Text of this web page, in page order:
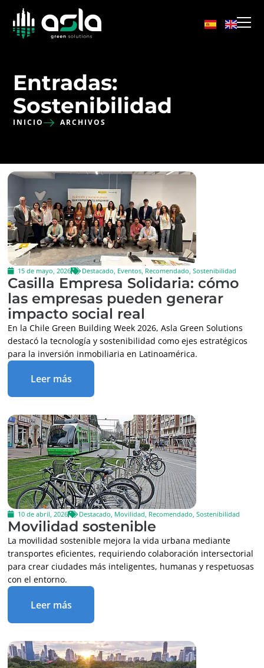
Entradas:
Sostenibilidad
INICIO ARCHIVOS
15 de mayo, 2026 Destacado, Eventos, Recomendado,Sostenibilidad
Casilla Empresa Solidaria: cómo
las empresas pueden generar
impacto social real
En la Chile Green Building Week 2026, Asla Green Solutions
destacó la tecnología y sostenibilidad como ejes estratégicos
para la inversión inmobiliaria en Latinoamérica.
Leer más
10 de abril, 2026 Destacado, Movilidad, Recomendado,Sostenibilidad
Movilidad sostenible
La movilidad sostenible mejora la vida urbana mediante
transportes eficientes, requiriendo colaboración intersectorial
para crear ciudades más inteligentes, humanas y respetuosas
con el entorno.
Leer más